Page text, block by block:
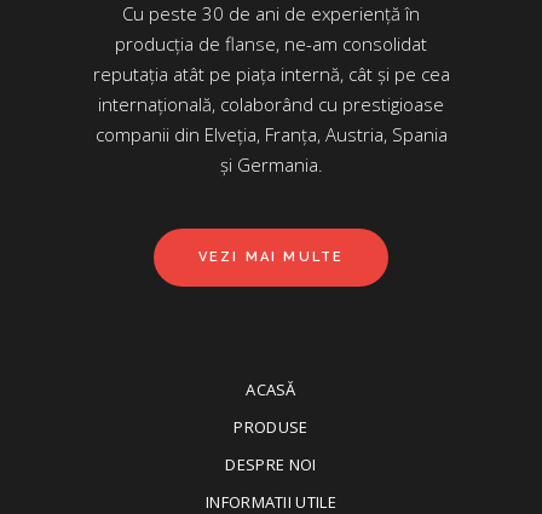
Cu peste 30 de ani de experiență în
producția de flanse, ne-am consolidat
reputația atât pe piața internă, cât și pe cea
internațională, colaborând cu prestigioase
companii din Elveția, Franța, Austria, Spania
și Germania.
VEZI MAI MULTE
ACASĂ
PRODUSE
DESPRE NOI
INFORMATII UTILE